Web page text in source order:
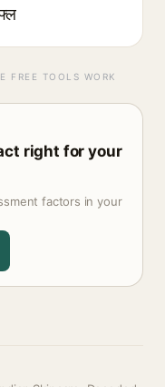
FREE TOOLS WORK
right for your
factors in your